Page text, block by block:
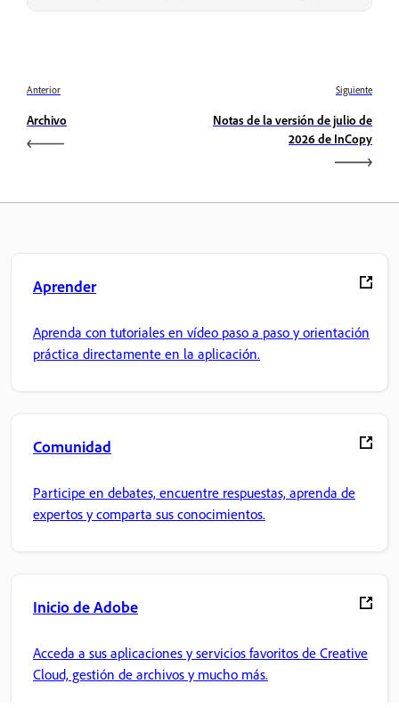
Anterior
Archivo
Siguiente
Notas de la versión de julio de
2026 de InCopy
Aprender
Aprenda con tutoriales en vídeo paso a paso y orientación
práctica directamente en la aplicación.
Comunidad
Participe en debates, encuentre respuestas, aprenda de
expertos y comparta sus conocimientos.
Inicio de Adobe
Acceda a sus aplicaciones y servicios favoritos de Creative
Cloud, gestión de archivos y mucho más.